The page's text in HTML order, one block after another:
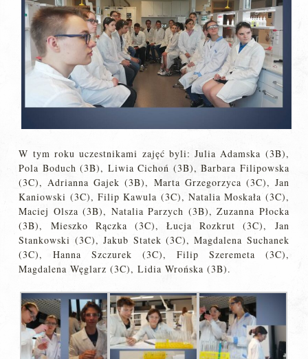
W tym roku uczestnikami zajęć byli: Julia Adamska (3B),
Pola Boduch (3B), Liwia Cichoń (3B), Barbara Filipowska
(3C), Adrianna Gajek (3B), Marta Grzegorzyca (3C), Jan
Kaniowski (3C), Filip Kawula (3C), Natalia Moskała (3C),
Maciej Olsza (3B), Natalia Parzych (3B), Zuzanna Płocka
(3B), Mieszko Rączka (3C), Łucja Rozkrut (3C), Jan
Stankowski (3C), Jakub Statek (3C), Magdalena Suchanek
(3C), Hanna Szczurek (3C), Filip Szeremeta (3C),
Magdalena Węglarz (3C), Lidia Wrońska (3B).